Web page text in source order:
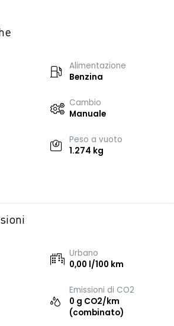
Alimentazione
Benzina
Cambio
Manuale
Peso a vuoto
1.274 kg
Urbano
0,00 l/100 km
Emissioni di CO2
0 g CO2/km
(combinato)